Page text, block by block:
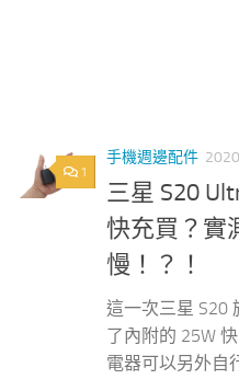
1
手機週邊配件
三星 S20
快充買？實
慢！？！
這一次三星 S20
了內附的 25W
電器可以另外自